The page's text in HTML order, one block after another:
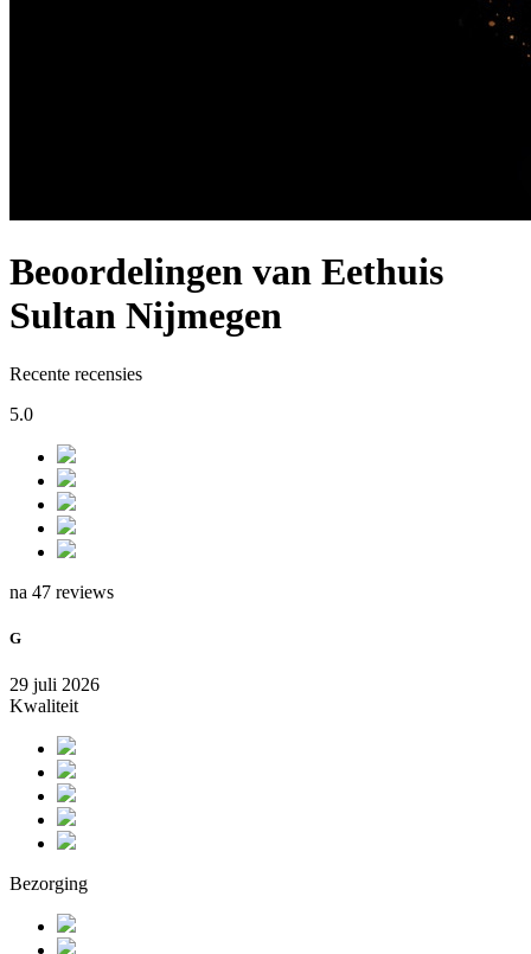
Beoordelingen van Eethuis
Sultan Nijmegen
Recente recensies
5.0
na 47 reviews
G
29 juli 2026
Kwaliteit
Bezorging